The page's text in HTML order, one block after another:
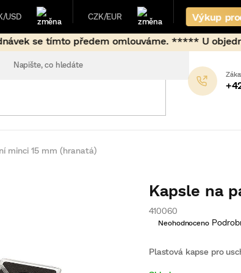
***** U objednávek
USD CZK/EUR Výkup
minci 15 mm (hranatá)
Plastová kapse pro
Kapsle na
410060
Průměrné
je
0,0
Neohodnoceno